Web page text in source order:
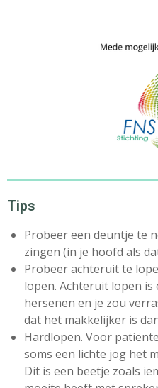
Tips
Probeer een deuntje te
zingen (in je hoofd als
Probeer achteruit te
lopen. Achteruit lopen
hersenen en je zou
dat het makkelijker is
Hardlopen. Voor
soms een lichte jog het
Dit is een beetje zoals